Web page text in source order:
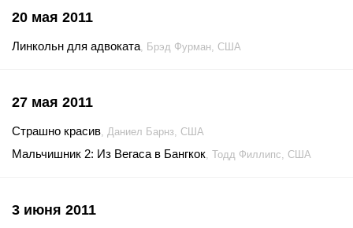
20 мая 2011
Линкольн для адвоката, Брэд Фурман, США
27 мая 2011
Страшно красив, Даниел Барнз, США
Мальчишник 2: Из Вегаса в Бангкок, Тодд Филлипс, США
3 июня 2011